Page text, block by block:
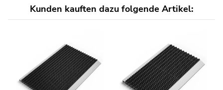
Kunden kauften dazu folgende Artikel: